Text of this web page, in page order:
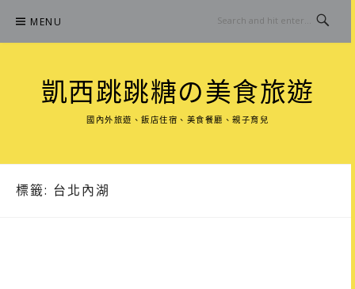
content
MENU
凱西跳跳糖の美食旅遊
國內外旅遊、飯店住宿、美食餐廳、親子育兒
標籤: 台北內湖